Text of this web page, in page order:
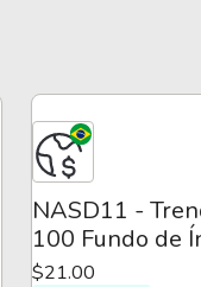
NASD11 -
100 Fundo de
$21.00